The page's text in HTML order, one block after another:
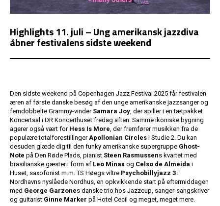
Highlights 11. juli – Ung amerikansk jazzdiva
åbner festivalens sidste weekend
Den sidste weekend på Copenhagen Jazz Festival 2025 får festivalen
æren af første danske besøg af den unge amerikanske jazzsanger og
femdobbelte Grammy-vinder Samara Joy, der spiller i en tætpakket
Koncertsal i DR Koncerthuset fredag aften. Samme ikoniske bygning
agerer også vært for Hess Is More, der fremfører musikken fra de
populære totalforestillingerApollonian Circles i Studie 2. Du kan
desuden glæde dig til den funky amerikanske supergruppe Ghost-
Note på Den Røde Plads, pianist Steen Rasmussens kvartet med
brasilianske gæster i form af Leo Minax og Celso de Almeida i
Huset, saxofonist m.m. TS Høegs viltre Psychobillyjazz 3 i
Nordhavns nyslåede Nordhus, en opkvikkende start på eftermiddagen
med George Garzones danske trio hos Jazzcup, sanger-sangskriver
og guitarist Ginne Marker på Hotel Cecil og meget, meget mere.